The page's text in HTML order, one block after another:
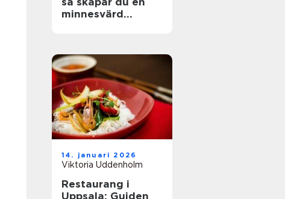
minnesvärd
14. januari 2026
Viktoria Uddenholm
Restaurang i
Uppsala: Guiden